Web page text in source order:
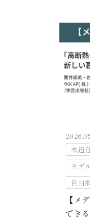
木造
モデ
自由
【メ
でき